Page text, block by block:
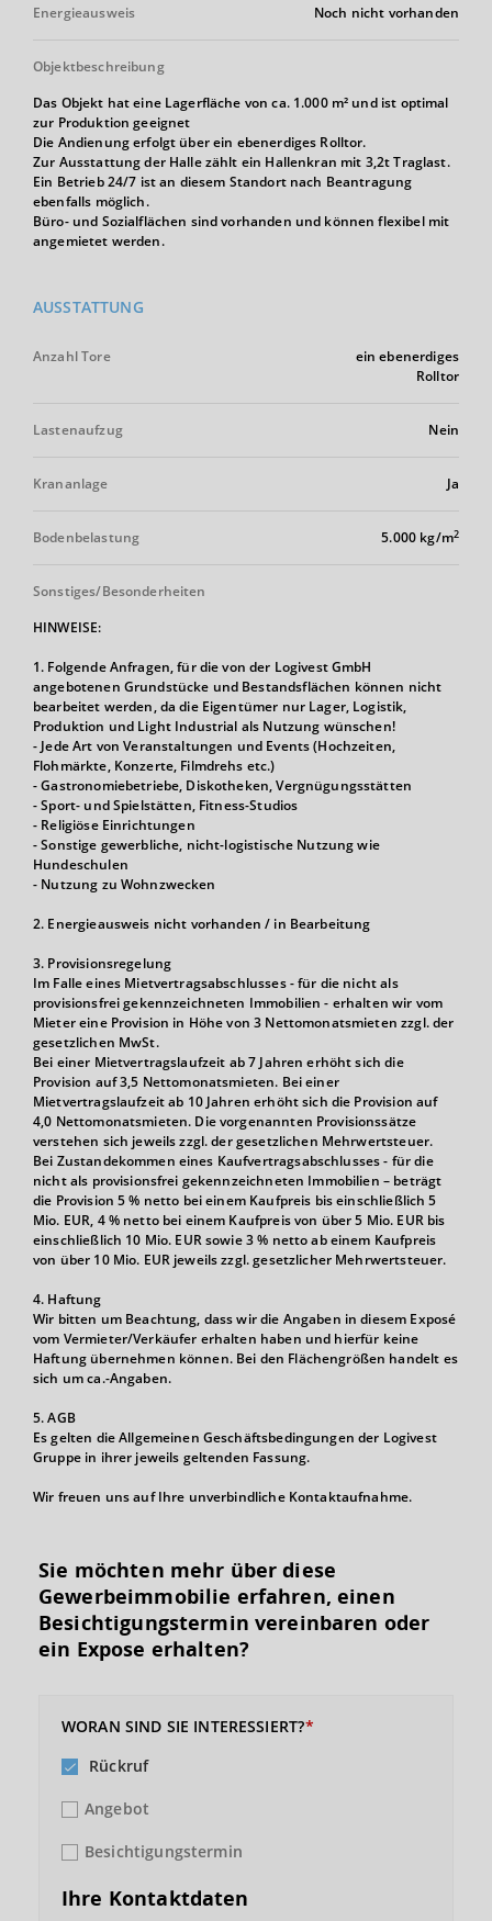
Energieausweis Noch nicht vorhanden
Objektbeschreibung
Das Objekt hat eine Lagerfläche von ca. 1.000 m² und ist optimal
zur Produktion geeignet
Die Andienung erfolgt über ein ebenerdiges Rolltor.
Zur Ausstattung der Halle zählt ein Hallenkran mit 3,2t Traglast.
Ein Betrieb 24/7 ist an diesem Standort nach Beantragung
ebenfalls möglich.
Büro- und Sozialflächen sind vorhanden und können flexibel mit
angemietet werden.
AUSSTATTUNG
Anzahl Tore
ein ebenerdiges
Rolltor
Lastenaufzug Nein
Krananlage Ja
Bodenbelastung 5.000 kg/m2
Sonstiges/Besonderheiten
HINWEISE:
1. Folgende Anfragen, für die von der Logivest GmbH
angebotenen Grundstücke und Bestandsflächen können nicht
bearbeitet werden, da die Eigentümer nur Lager, Logistik,
Produktion und Light Industrial als Nutzung wünschen!
- Jede Art von Veranstaltungen und Events (Hochzeiten,
Flohmärkte, Konzerte, Filmdrehs etc.)
- Gastronomiebetriebe, Diskotheken, Vergnügungsstätten
- Sport- und Spielstätten, Fitness-Studios
- Religiöse Einrichtungen
- Sonstige gewerbliche, nicht-logistische Nutzung wie
Hundeschulen
- Nutzung zu Wohnzwecken
2. Energieausweis nicht vorhanden / in Bearbeitung
3. Provisionsregelung
Im Falle eines Mietvertragsabschlusses - für die nicht als
provisionsfrei gekennzeichneten Immobilien - erhalten wir vom
Mieter eine Provision in Höhe von 3 Nettomonatsmieten zzgl. der
gesetzlichen MwSt.
Bei einer Mietvertragslaufzeit ab 7 Jahren erhöht sich die
Provision auf 3,5 Nettomonatsmieten. Bei einer
Mietvertragslaufzeit ab 10 Jahren erhöht sich die Provision auf
4,0 Nettomonatsmieten. Die vorgenannten Provisionssätze
verstehen sich jeweils zzgl. der gesetzlichen Mehrwertsteuer.
Bei Zustandekommen eines Kaufvertragsabschlusses - für die
nicht als provisionsfrei gekennzeichneten Immobilien – beträgt
die Provision 5 % netto bei einem Kaufpreis bis einschließlich 5
Mio. EUR, 4 % netto bei einem Kaufpreis von über 5 Mio. EUR bis
einschließlich 10 Mio. EUR sowie 3 % netto ab einem Kaufpreis
von über 10 Mio. EUR jeweils zzgl. gesetzlicher Mehrwertsteuer.
4. Haftung
Wir bitten um Beachtung, dass wir die Angaben in diesem Exposé
vom Vermieter/Verkäufer erhalten haben und hierfür keine
Haftung übernehmen können. Bei den Flächengrößen handelt es
sich um ca.-Angaben.
5. AGB
Es gelten die Allgemeinen Geschäftsbedingungen der Logivest
Gruppe in ihrer jeweils geltenden Fassung.
Wir freuen uns auf Ihre unverbindliche Kontaktaufnahme.
Sie möchten mehr über diese
Gewerbeimmobilie erfahren, einen
Besichtigungs­termin vereinbaren oder
ein Expose erhalten?
WORAN SIND SIE INTERESSIERT?
Rückruf
Angebot
Besichtigungstermin
Ihre Kontaktdaten